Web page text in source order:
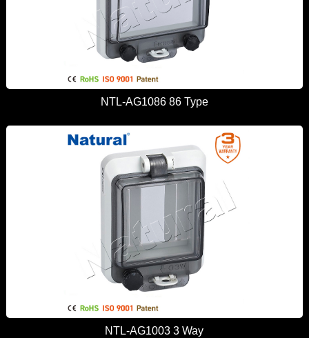
NTL-AG1086 86 Type
NTL-AG1003 3 Way